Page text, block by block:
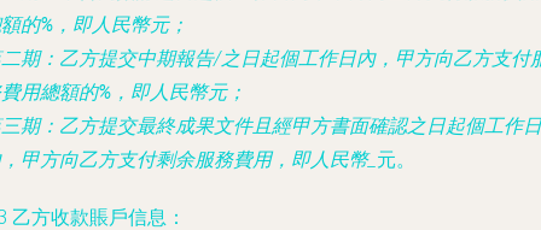
的%，即人民幣元；
期：乙方提交中期報告/之日起個工作日內，甲方向乙方支付
用總額的%，即人民幣元；
期：乙方提交最終成果文件且經甲方書面確認之日起個工作日
甲方向乙方支付剩余服務費用，即人民幣_ 元。
乙方收款賬戶信息：